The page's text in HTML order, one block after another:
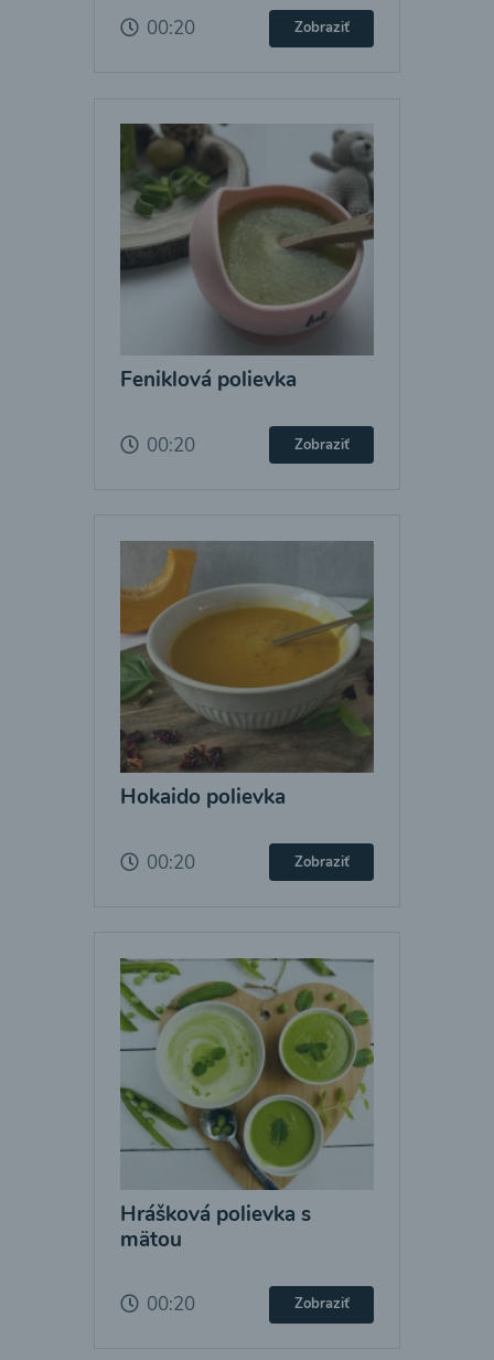
00:20 Zobraziť
Feniklová polievka
00:20 Zobraziť
Hokaido polievka
00:20 Zobraziť
Hrášková polievka s
mätou
00:20 Zobraziť